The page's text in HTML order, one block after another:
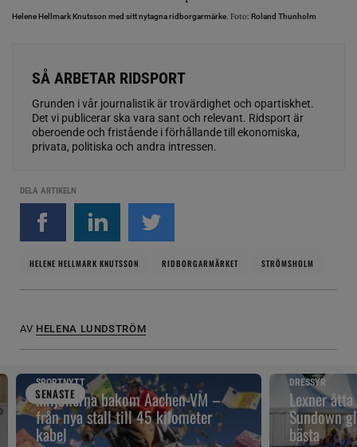
Helene Hellmark Knutsson med sitt nytagna ridborgarmärke. Foto: Roland Thunholm
SÅ ARBETAR RIDSPORT
Grunden i vår journalistik är trovärdighet och opartiskhet.
Det vi publicerar ska vara sant och relevant. Ridsport är
oberoende och fristående i förhållande till ekonomiska,
privata, politiska och andra intressen.
DELA ARTIKELN
HELENE HELLMARK KNUTSSON RIDBORGARMÄRKET STRÖMSHOLM
AV HELENA LUNDSTRÖM
SENASTE
SPORTNYTT
Miljonerna bakom Aachen-VM –
från nya stall till 45 kilometer
kabel
DRESSYR
Lexner
Sundown
bästa